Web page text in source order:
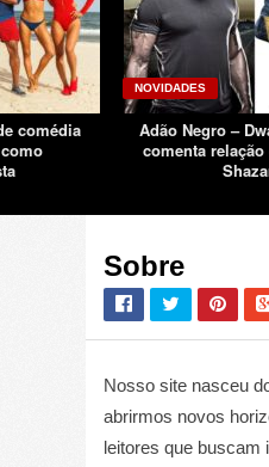
comédia
NOVIDADES
Adão Negro –
comenta
Sobre
Nosso site nasceu
abrirmos novos
leitores que buscam